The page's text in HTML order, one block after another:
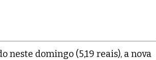
neste domingo (5,19 reais), a nova